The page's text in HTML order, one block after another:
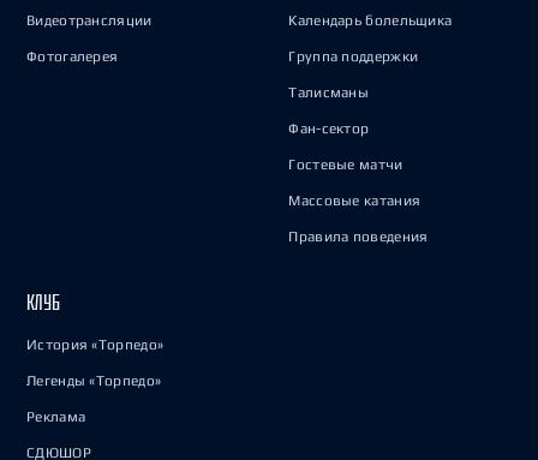
Видеотрансляции
Фотогалерея
Календарь болельщика
Группа поддержки
Талисманы
Фан-сектор
Гостевые матчи
Массовые катания
Правила поведения
КЛУБ
История «Торпедо»
Легенды «Торпедо»
Реклама
СДЮШОР